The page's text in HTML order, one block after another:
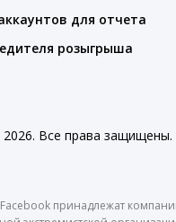
для отчета
розыгрыша
Все права защищены.
принадлежат